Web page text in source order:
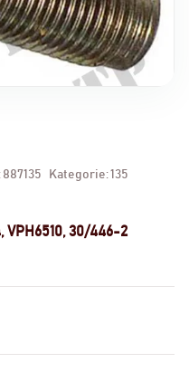
887135 Kategorie:135
VPH6510, 30/446-2